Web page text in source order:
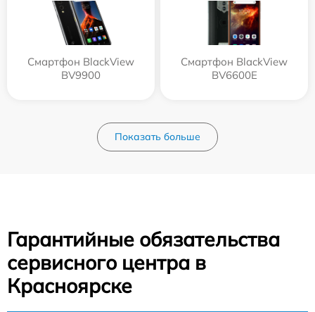
Смартфон BlackView
BV9900
Смартфон BlackView
BV6600E
Показать больше
Гарантийные обязательства
сервисного центра в
Красноярске